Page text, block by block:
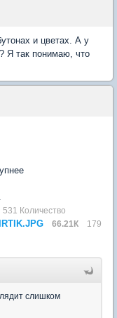
и цветах. А у
Я так понимаю, что
531 Количество
66.21К
179
слишком